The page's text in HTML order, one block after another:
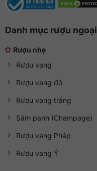
Danh mục rượu ngoại
Rượu nhẹ
Rượu vang
Rượu vang đỏ
Rượu vang trắng
Sâm panh (Champage)
Rượu vang Pháp
Rượu vang Ý